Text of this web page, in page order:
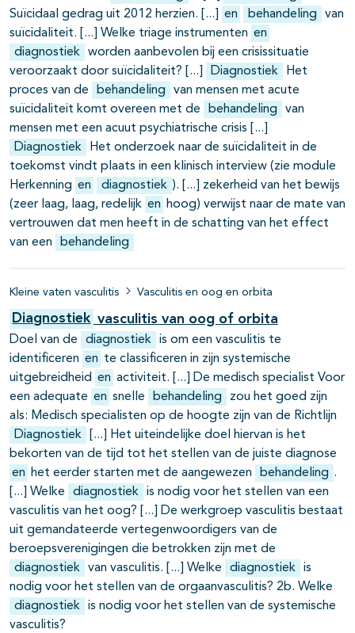
Suïcidaal gedrag uit 2012 herzien.
en behandeling
van
suïcidaliteit.
Welke triage instrumenten en
diagnostiek
worden aanbevolen bij een crisissituatie
veroorzaakt door suïcidaliteit?
Diagnostiek
Het
proces van de
behandeling
van mensen met acute
suïcidaliteit komt overeen met de
behandeling
van
mensen met een acuut psychiatrische crisis
Diagnostiek
Het onderzoek naar de suïcidaliteit in de
toekomst vindt plaats in een klinisch interview (zie module
Herkenning en diagnostiek ).
zekerheid van het bewijs
(zeer laag, laag, redelijk en
hoog) verwijst naar de mate van
vertrouwen dat men heeft in de schatting van het effect
van een
behandeling
Kleine vaten vasculitis Vasculitis en oog en orbita
Diagnostiek vasculitis van oog of orbita
Doel van de diagnostiek
is om een vasculitis te
identificeren en te classificeren in zijn systemische
uitgebreidheid en activiteit.
De medisch specialist Voor
een adequate en snelle behandeling
zou het goed zijn
als: Medisch specialisten op de hoogte zijn van de Richtlijn
Diagnostiek
Het uiteindelijke doel hiervan is het
bekorten van de tijd tot het stellen van de juiste diagnose
en
het eerder starten met de aangewezen behandeling .
Welke
diagnostiek
is nodig voor het stellen van een
vasculitis van het oog?
De werkgroep vasculitis bestaat
uit gemandateerde vertegenwoordigers van de
beroepsverenigingen die betrokken zijn met de
diagnostiek
van vasculitis. Welke diagnostiek
is
nodig voor het stellen van de orgaanvasculitis? 2b. Welke
diagnostiek
is nodig voor het stellen van de systemische
vasculitis?